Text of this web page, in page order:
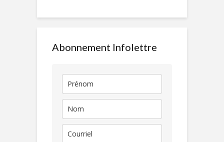
Abonnement Infolettre